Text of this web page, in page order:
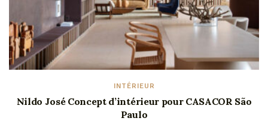
INTÉRIEUR
Nildo José Concept d’intérieur pour CASACOR São
Paulo